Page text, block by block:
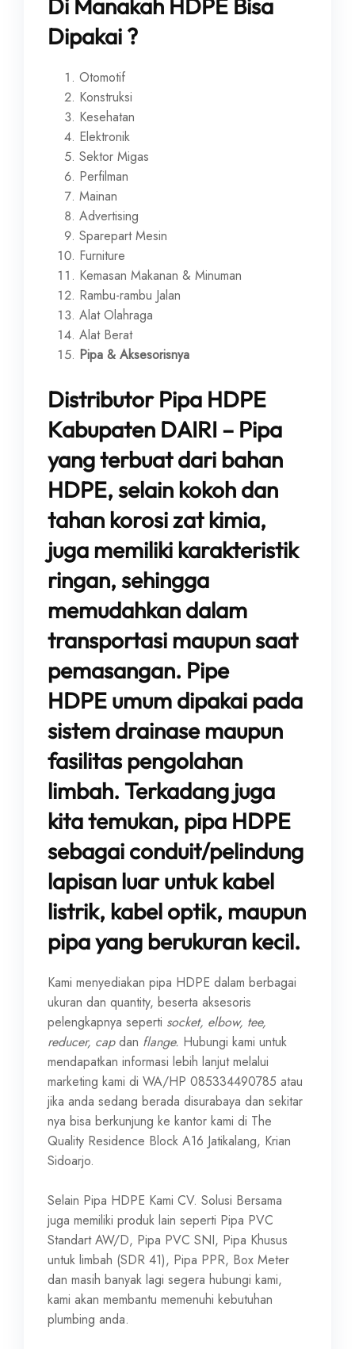
Di Manakah HDPE Bisa
Dipakai ?
Otomotif
Konstruksi
Kesehatan
Elektronik
Sektor Migas
Perfilman
Mainan
Advertising
Sparepart Mesin
Furniture
Kemasan Makanan & Minuman
Rambu-rambu Jalan
Alat Olahraga
Alat Berat
Pipa & Aksesorisnya
Distributor Pipa HDPE
Kabupaten DAIRI – Pipa
yang terbuat dari bahan
HDPE, selain kokoh dan
tahan korosi zat kimia,
juga memiliki karakteristik
ringan, sehingga
memudahkan dalam
transportasi maupun saat
pemasangan. Pipe
HDPE umum dipakai pada
sistem drainase maupun
fasilitas pengolahan
limbah. Terkadang juga
kita temukan, pipa HDPE
sebagai conduit/pelindung
lapisan luar untuk kabel
listrik, kabel optik, maupun
pipa yang berukuran kecil.
Kami menyediakan pipa HDPE dalam berbagai
ukuran dan quantity, beserta aksesoris
pelengkapnya seperti socket, elbow, tee,
reducer, capdan flange. Hubungi kami untuk
mendapatkan informasi lebih lanjut melalui
marketing kami di WA/HP 085334490785 atau
jika anda sedang berada disurabaya dan sekitar
nya bisa berkunjung ke kantor kami di The
Quality Residence Block A16 Jatikalang, Krian
Sidoarjo.
Selain Pipa HDPE Kami CV. Solusi Bersama
juga memiliki produk lain seperti Pipa PVC
Standart AW/D, Pipa PVC SNI, Pipa Khusus
untuk limbah (SDR 41), Pipa PPR, Box Meter
dan masih banyak lagi segera hubungi kami,
kami akan membantu memenuhi kebutuhan
plumbing anda.